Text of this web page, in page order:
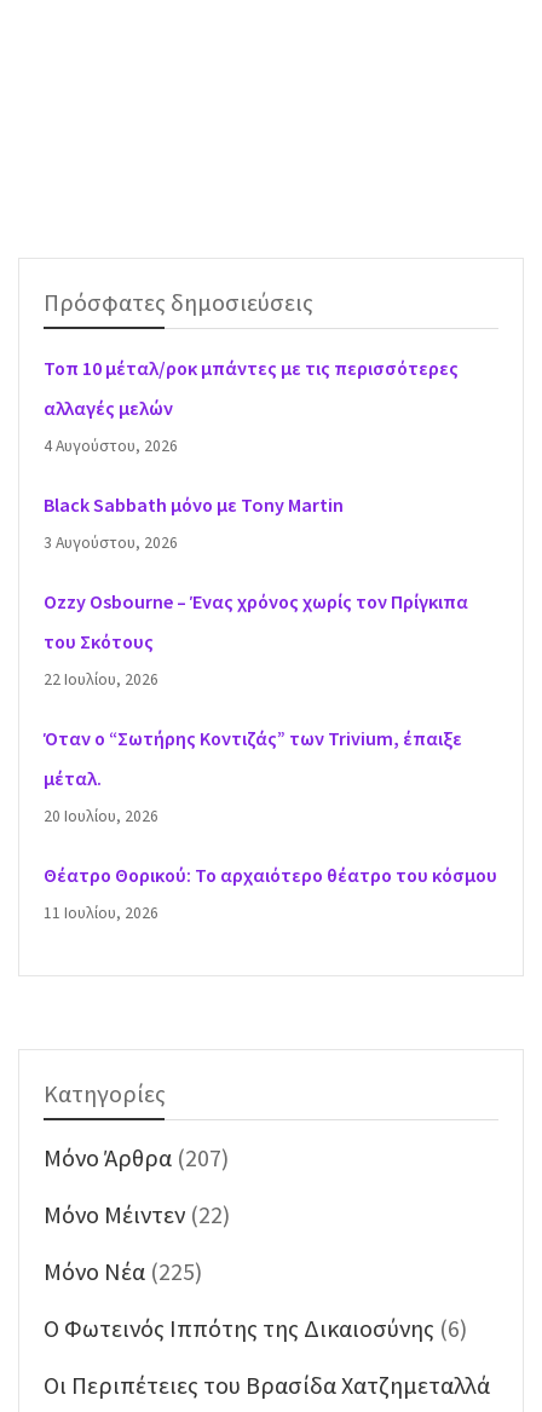
Πρόσφατες δημοσιεύσεις
Τοπ 10 μέταλ/ροκ μπάντες με τις περισσότερες
αλλαγές μελών
4 Αυγούστου, 2026
Black Sabbath μόνο με Tony Martin
3 Αυγούστου, 2026
Ozzy Osbourne – Ένας χρόνος χωρίς τον Πρίγκιπα
του Σκότους
22 Ιουλίου, 2026
Όταν ο “Σωτήρης Κοντιζάς” των Trivium, έπαιξε
μέταλ.
20 Ιουλίου, 2026
Θέατρο Θορικού: Το αρχαιότερο θέατρο του κόσμου
11 Ιουλίου, 2026
Κατηγορίες
Mόνο Άρθρα (207)
Mόνο Μέιντεν (22)
Mόνο Νέα (225)
O Φωτεινός Ιππότης της Δικαιοσύνης (6)
Oι Περιπέτειες του Βρασίδα Χατζημεταλλά